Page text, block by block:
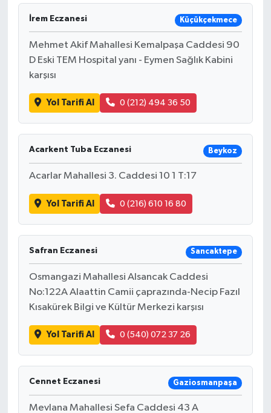
İrem Eczanesi Küçükçekmece
Mehmet Akif Mahallesi Kemalpaşa Caddesi 90
D Eski TEM Hospital yanı - Eymen Sağlık Kabini
karşısı
Yol Tarifi Al 0 (212) 494 36 50
Acarkent Tuba Eczanesi Beykoz
Acarlar Mahallesi 3. Caddesi 10 1 T:17
Yol Tarifi Al 0 (216) 610 16 80
Safran Eczanesi Sancaktepe
Osmangazi Mahallesi Alsancak Caddesi
No:122A Alaattin Camii çaprazında-Necip Fazıl
Kısakürek Bilgi ve Kültür Merkezi karşısı
Yol Tarifi Al 0 (540) 072 37 26
Cennet Eczanesi Gaziosmanpaşa
Mevlana Mahallesi Sefa Caddesi 43 A